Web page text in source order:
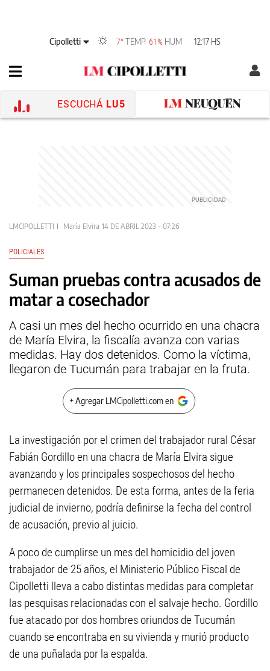
Cipolletti 7°TEMP 61% HUM 12:17 HS
ESCUCHÁ LU5
LMCIPOLLETTI María Elvira 14 DE ABRIL 2023 - 07:26
POLICIALES
Suman pruebas contra acusados de
matar a cosechador
A casi un mes del hecho ocurrido en una chacra
de María Elvira, la fiscalía avanza con varias
medidas. Hay dos detenidos. Como la víctima,
llegaron de Tucumán para trabajar en la fruta.
+ Agregar LMCipolletti.com en
La investigación por el crimen del trabajador rural César
Fabián Gordillo en una chacra de María Elvira sigue
avanzando y los principales sospechosos del hecho
permanecen detenidos. De esta forma, antes de la feria
judicial de invierno, podría definirse la fecha del control
de acusación, previo al juicio.
A poco de cumplirse un mes del homicidio del joven
trabajador de 25 años, el Ministerio Público Fiscal de
Cipolletti lleva a cabo distintas medidas para completar
las pesquisas relacionadas con el salvaje hecho. Gordillo
fue atacado por dos hombres oriundos de Tucumán
cuando se encontraba en su vivienda y murió producto
de una puñalada por la espalda.